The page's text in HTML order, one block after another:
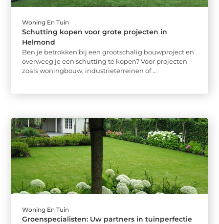
Woning En Tuin
Schutting kopen voor grote projecten in
Helmond
Ben je betrokken bij een grootschalig bouwproject en
overweeg je een schutting te kopen? Voor projecten
zoals woningbouw, industrieterreinen of ...
Woning En Tuin
Groenspecialisten: Uw partners in tuinperfectie